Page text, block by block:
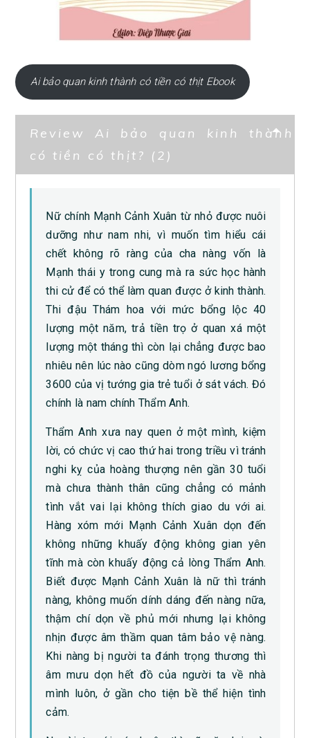
Ai bảo quan kinh thành có tiền có thịt Ebook
Review Ai bảo quan kinh thành
có tiền có thịt? (2)
Nữ chính Mạnh Cảnh Xuân từ nhỏ được nuôi
dưỡng như nam nhi, vì muốn tìm hiểu cái
chết không rõ ràng của cha nàng vốn là
Mạnh thái y trong cung mà ra sức học hành
thi cử để có thể làm quan được ở kinh thành.
Thi đậu Thám hoa với mức bổng lộc 40
lượng một năm, trả tiền trọ ở quan xá một
lượng một tháng thì còn lại chẳng được bao
nhiêu nên lúc nào cũng dòm ngó lương bổng
3600 của vị tướng gia trẻ tuổi ở sát vách. Đó
chính là nam chính Thẩm Anh.
Thẩm Anh xưa nay quen ở một mình, kiệm
lời, có chức vị cao thứ hai trong triều vì tránh
nghi kỵ của hoàng thượng nên gần 30 tuổi
mà chưa thành thân cũng chẳng có mảnh
tình vắt vai lại không thích giao du với ai.
Hàng xóm mới Mạnh Cảnh Xuân dọn đến
không những khuấy động không gian yên
tĩnh mà còn khuấy động cả lòng Thẩm Anh.
Biết được Mạnh Cảnh Xuân là nữ thì tránh
nàng, không muốn dính dáng đến nàng nữa,
thậm chí dọn về phủ mới nhưng lại không
nhịn được âm thầm quan tâm bảo vệ nàng.
Khi nàng bị người ta đánh trọng thương thì
âm mưu dọn hết đồ của người ta về nhà
mình luôn, ở gần cho tiện bề thể hiện tình
cảm.